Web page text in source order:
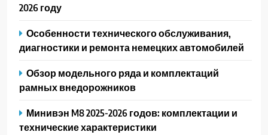
2026 году
Особенности технического обслуживания,
диагностики и ремонта немецких автомобилей
Обзор модельного ряда и комплектаций
рамных внедорожников
Минивэн M8 2025-2026 годов: комплектации и
технические характеристики